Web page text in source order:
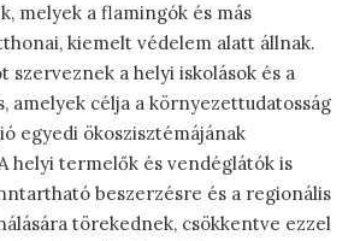
melyek a flamingók és más
kiemelt védelem alatt állnak.
szerveznek a helyi iskolások és a
amelyek célja a környezettudatosság
egyedi ökoszisztémájának
helyi termelők és vendéglátók is
beszerzésre és a regionális
törekednek, csökkentve ezzel